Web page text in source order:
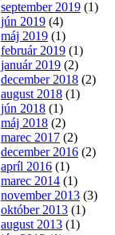
september 2019 (1)
jún 2019 (4)
máj 2019 (1)
február 2019 (1)
január 2019 (2)
december 2018 (2)
august 2018 (1)
jún 2018 (1)
máj 2018 (2)
marec 2017 (2)
december 2016 (2)
apríl 2016 (1)
marec 2014 (1)
november 2013 (3)
október 2013 (1)
august 2013 (1)